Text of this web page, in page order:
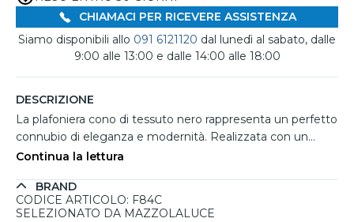
CHIAMACI PER RICEVERE ASSISTENZA
Siamo disponibili allo 091 6121120 dal lunedì al sabato, dalle
9:00 alle 13:00 e dalle 14:00 alle 18:00
DESCRIZIONE
La plafoniera cono di tessuto nero rappresenta un perfetto
connubio di eleganza e modernità. Realizzata con un
elegante paralume in tessuto nero, questa lampada è
tocco di stile alle vostre camere da letto . Il telaio bianco in
acciaio verniciato conferisce un contrasto armonioso,
Continua la lettura
BRAND
CODICE ARTICOLO: F84C
SELEZIONATO DA MAZZOLALUCE